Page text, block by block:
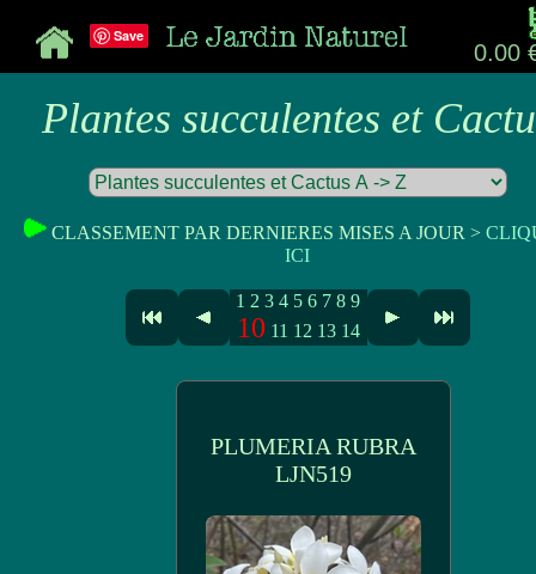
0.00
Save
Plantes succulentes et
CLASSEMENT PAR DERNIERES MISES A JOUR >
ICI
1 2 3 4 5 6 7 8 9
10 11 12 13 14
PLUMERIA RUBRA
LJN519